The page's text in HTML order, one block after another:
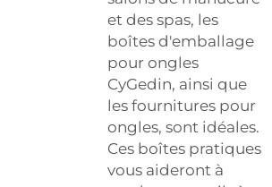
et des spas, les
boîtes d'emballage
pour ongles
CyGedin, ainsi que
les fournitures pour
ongles, sont idéales.
Ces boîtes pratiques
vous aideront à